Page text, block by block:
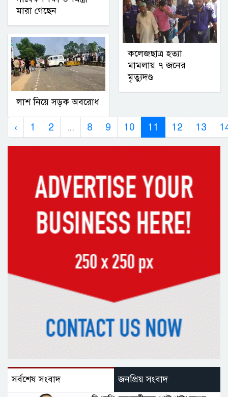
মারা গেছেন
লাশ নিয়ে সড়ক অবরোধ
কলেজছাত্র হত্যা
মামলায় ৭ জনের
মৃত্যুদণ্ড
‹ 1 2 ... 8 9 10 11 12 13
সর্বশেষ সংবাদ জনপ্রিয় সংবাদ